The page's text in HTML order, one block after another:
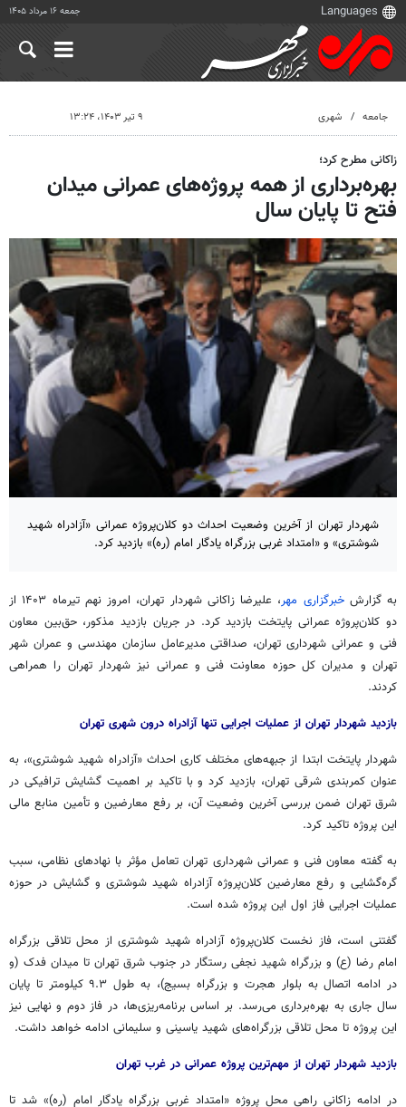
جمعه ۱۶ مرداد ۱۴۰۵
جامعه شهری ۹ تیر ۱۴۰۳، ۱۳:۲۴
زاکانی مطرح کرد؛
بهره‌برداری از همه پروژه‌های عمرانی میدان
فتح تا پایان سال
شهردار تهران از آخرین وضعیت احداث دو کلان‌پروژه عمرانی «آزادراه شهید
شوشتری» و «امتداد غربی بزرگراه یادگار امام (ره)» بازدید کرد.
به گزارش خبرگزاری مهر
، علیرضا زاکانی شهردار تهران، امروز نهم تیرماه ۱۴۰۳ از
دو کلان‌پروژه عمرانی پایتخت بازدید کرد. در جریان بازدید مذکور، حق‌بین معاون
فنی و عمرانی شهرداری تهران، صداقتی مدیرعامل سازمان مهندسی و عمران شهر
تهران و مدیران کل حوزه معاونت فنی و عمرانی نیز شهردار تهران را همراهی
کردند.
بازدید شهردار تهران از عملیات اجرایی تنها آزادراه درون شهری تهران
شهردار پایتخت ابتدا از جبهه‌های مختلف کاری احداث «آزادراه شهید شوشتری»، به
عنوان کمربندی شرقی تهران، بازدید کرد و با تاکید بر اهمیت گشایش ترافیکی در
شرق تهران ضمن بررسی آخرین وضعیت آن، بر رفع معارضین و تأمین منابع مالی
این پروژه تاکید کرد.
به گفته معاون فنی و عمرانی شهرداری تهران تعامل مؤثر با نهادهای نظامی، سبب
گره‌گشایی و رفع معارضین کلان‌پروژه آزادراه شهید شوشتری و گشایش در حوزه
عملیات اجرایی فاز اول این پروژه شده است.
گفتنی است، فاز نخست کلان‌پروژه آزادراه شهید شوشتری از محل تلاقی بزرگراه
امام رضا (ع) و بزرگراه شهید نجفی رستگار در جنوب شرق تهران تا میدان فدک (و
در ادامه اتصال به بلوار هجرت و بزرگراه بسیج)، به طول ۹.۳ کیلومتر تا پایان
سال جاری به بهره‌برداری می‌رسد. بر اساس برنامه‌ریزی‌ها، در فاز دوم و نهایی نیز
این پروژه تا محل تلاقی بزرگراه‌های شهید یاسینی و سلیمانی ادامه خواهد داشت.
بازدید شهردار تهران از مهم‌ترین پروژه عمرانی در غرب تهران
در ادامه زاکانی راهی محل پروژه «امتداد غربی بزرگراه یادگار امام (ره)» شد تا